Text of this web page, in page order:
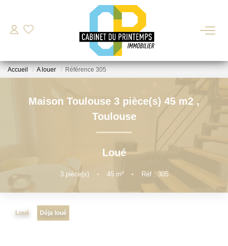
VENTE
Nos Biens Disponibles
Déposer Ma Candidature Pour Une Location
ESTIMATION
Accueil A louer Référence 305
Maison Toulouse 3 pièce(s) 45 m2 ,
Toulouse
Loué
3pièce(s) • 45m² • Réf : 305
Loué Déja loué